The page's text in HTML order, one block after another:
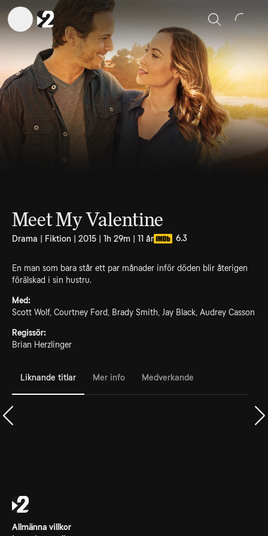
Sök
Meet My Valentine
Drama | Fiktion | 2015 | 1h 29m | 11 år 6.3
En man som bara står ett par månader inför döden blir återigen
förälskad i sin hustru.
Med:
Scott Wolf, Courtney Ford, Brady Smith, Jay Black, Audrey Casson
Regissör:
Brian Herzlinger
Liknande titlar Mer info Medverkande
Allmänna villkor